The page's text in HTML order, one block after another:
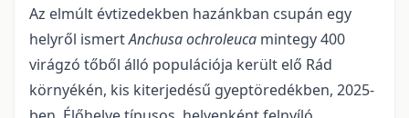
Az elmúlt évtizedekben hazánkban csupán egy
helyről ismertAnchusa ochroleuca mintegy 400
virág­zó tőből álló populációja került elő Rád
környékén, kis kiterjedésű gyeptöredékben, 2025-